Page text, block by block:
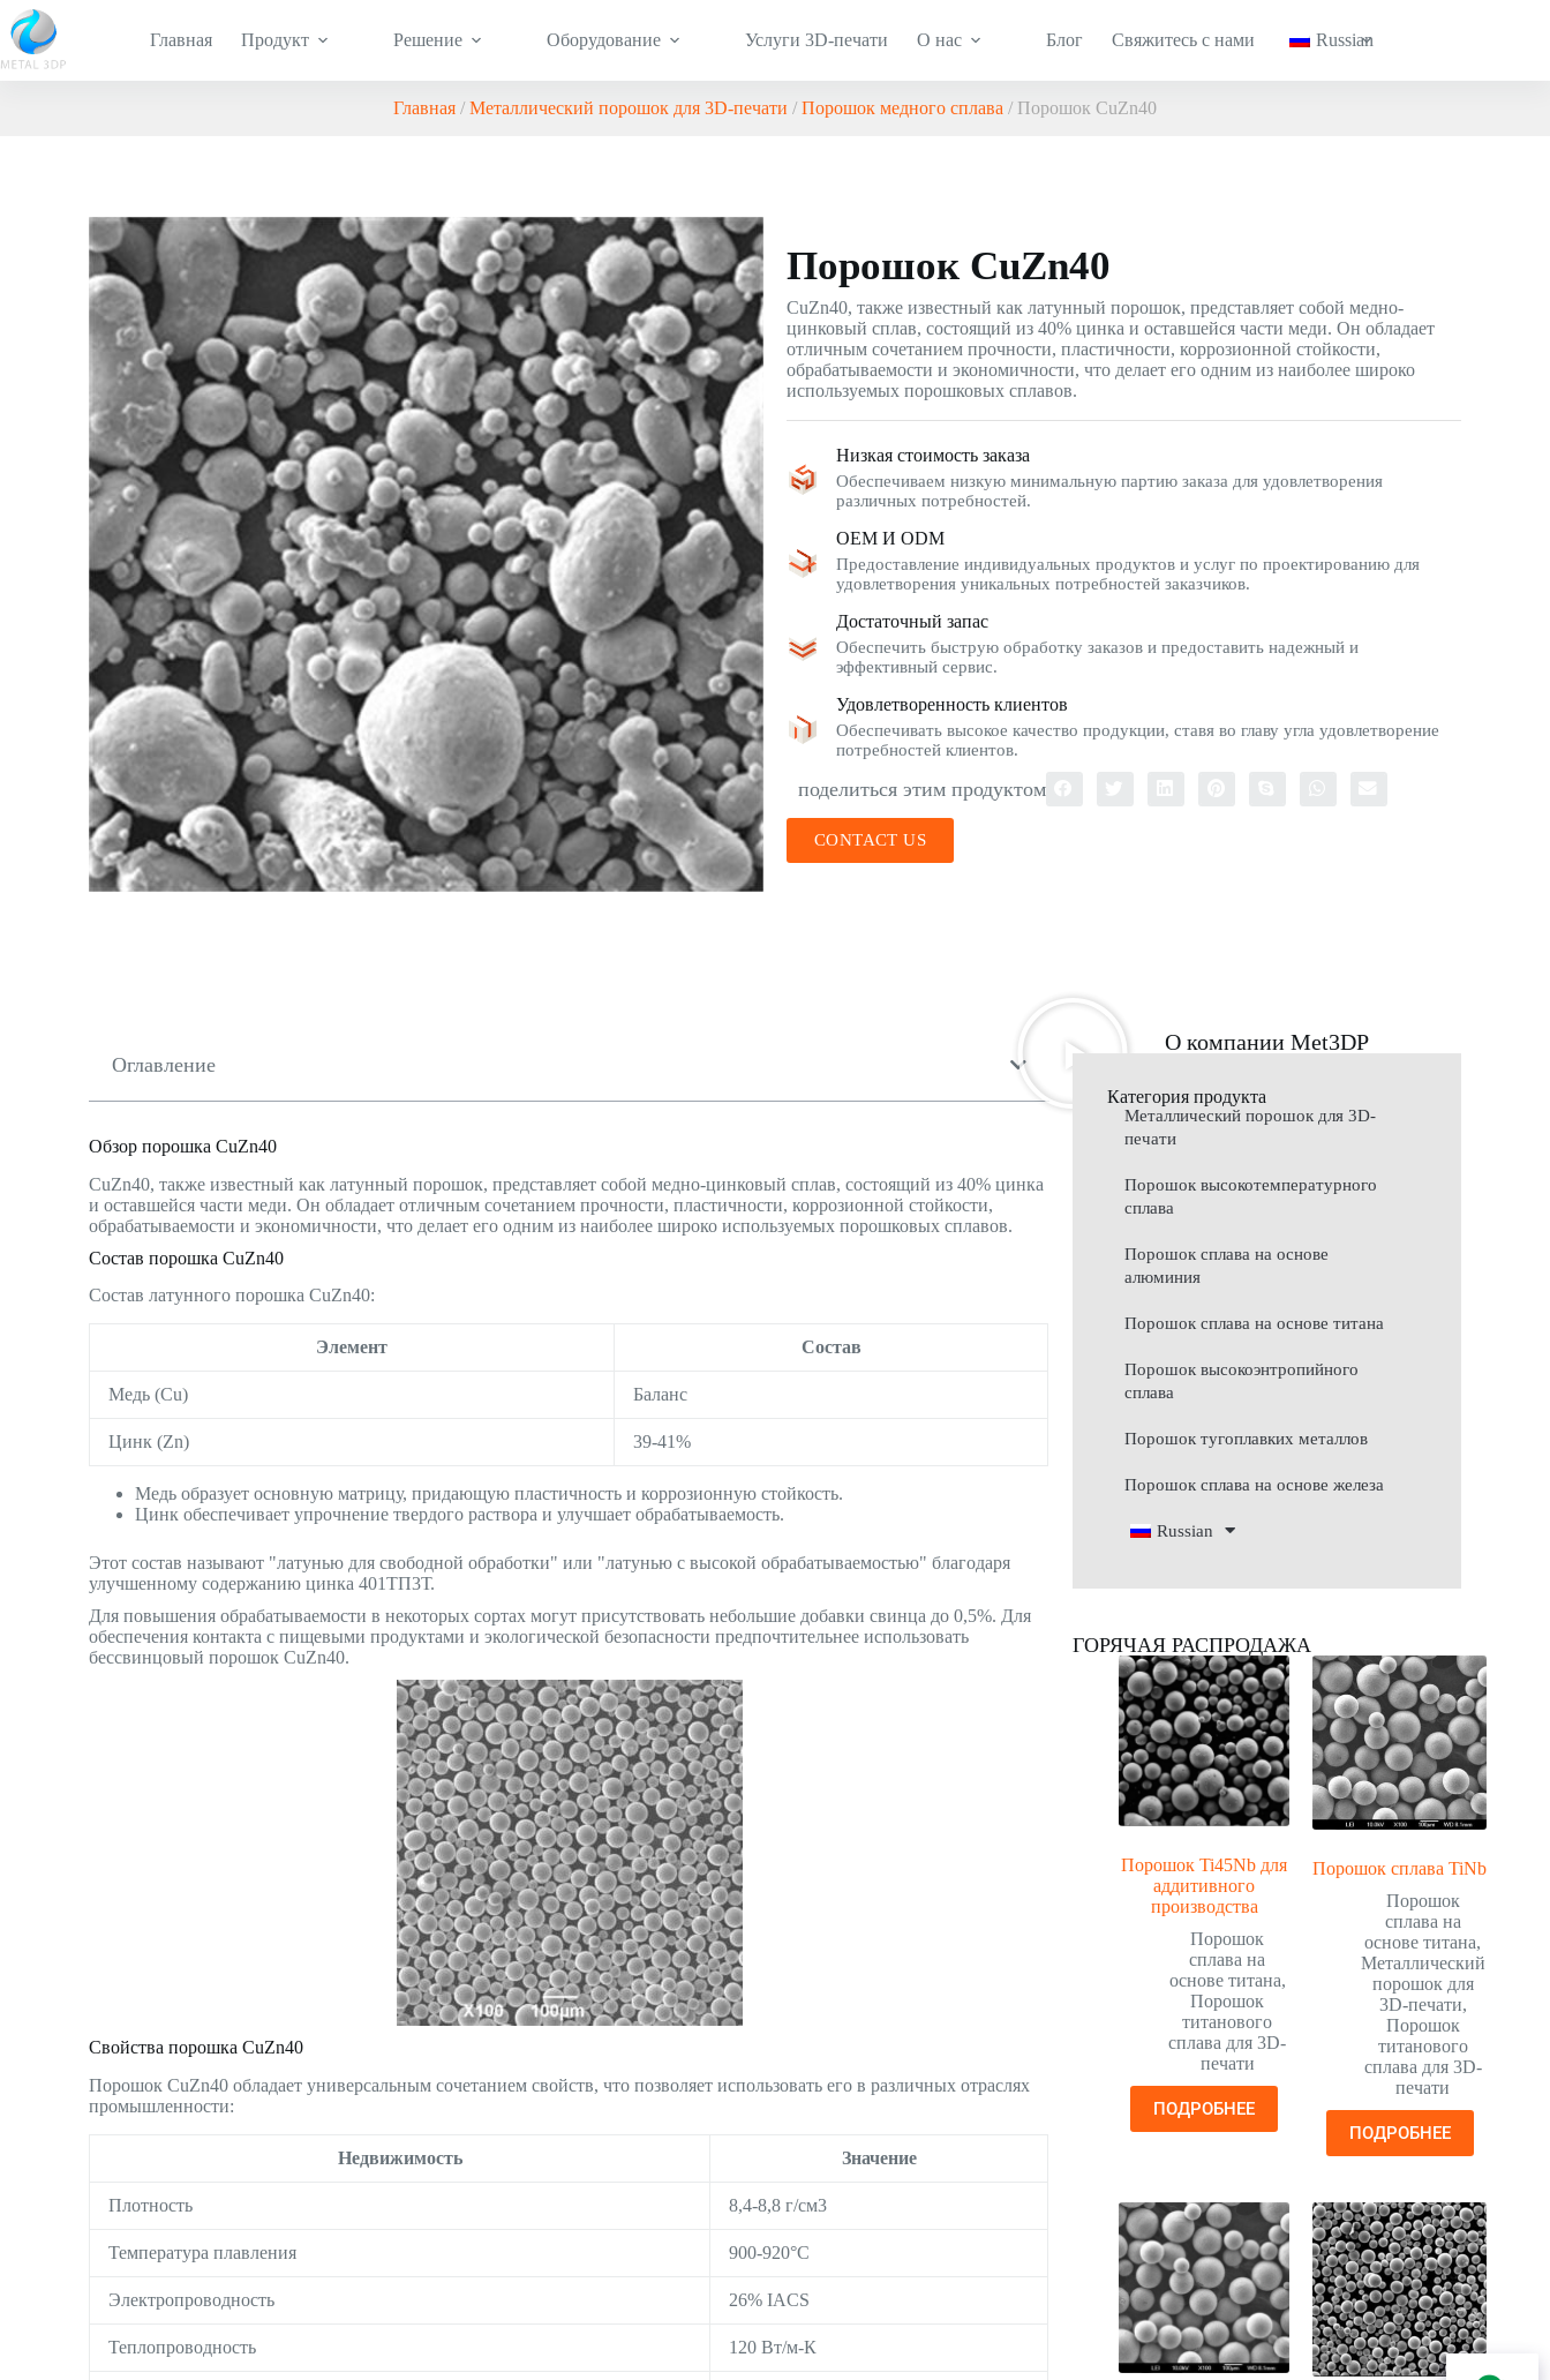
Главная Продукт Решение Оборудование Услуги 3D-печати О нас Блог Свяжитесь с нами Russian
Главная / Металлический порошок для 3D-печати / Порошок медного сплава / Порошок CuZn40
Порошок CuZn40
CuZn40, также известный как латунный порошок, представляет собой медно-
цинковый сплав, состоящий из 40% цинка и оставшейся части меди. Он обладает
отличным сочетанием прочности, пластичности, коррозионной стойкости,
обрабатываемости и экономичности, что делает его одним из наиболее широко
используемых порошковых сплавов.
Низкая стоимость заказа
Обеспечиваем низкую минимальную партию заказа для удовлетворения
различных потребностей.
OEM И ODM
Предоставление индивидуальных продуктов и услуг по проектированию для
удовлетворения уникальных потребностей заказчиков.
Достаточный запас
Обеспечить быструю обработку заказов и предоставить надежный и
эффективный сервис.
Удовлетворенность клиентов
Обеспечивать высокое качество продукции, ставя во главу угла удовлетворение
потребностей клиентов.
поделиться этим продуктом
CONTACT US
Оглавление
Обзор порошка CuZn40
CuZn40, также известный как латунный порошок, представляет собой медно-цинковый сплав, состоящий из 40% цинка
и оставшейся части меди. Он обладает отличным сочетанием прочности, пластичности, коррозионной стойкости,
обрабатываемости и экономичности, что делает его одним из наиболее широко используемых порошковых сплавов.
Состав порошка CuZn40
Состав латунного порошка CuZn40:
Элемент Состав
Медь (Cu) Баланс
Цинк (Zn) 39-41%
Медь образует основную матрицу, придающую пластичность и коррозионную стойкость.
Цинк обеспечивает упрочнение твердого раствора и улучшает обрабатываемость.
Этот состав называют "латунью для свободной обработки" или "латунью с высокой обрабатываемостью" благодаря
улучшенному содержанию цинка 401ТП3Т.
Для повышения обрабатываемости в некоторых сортах могут присутствовать небольшие добавки свинца до 0,5%. Для
обеспечения контакта с пищевыми продуктами и экологической безопасности предпочтительнее использовать
бессвинцовый порошок CuZn40.
Свойства порошка CuZn40
Порошок CuZn40 обладает универсальным сочетанием свойств, что позволяет использовать его в различных отраслях
промышленности:
Недвижимость Значение
Плотность 8,4-8,8 г/см3
Температура плавления 900-920°C
Электропроводность 26% IACS
Теплопроводность 120 Вт/м-К
О компании Met3DP
Категория продукта
Металлический порошок для 3D-
печати
Порошок высокотемпературного
сплава
Порошок сплава на основе
алюминия
Порошок сплава на основе титана
Порошок высокоэнтропийного
сплава
Порошок тугоплавких металлов
Порошок сплава на основе железа
Russian
ГОРЯЧАЯ РАСПРОДАЖА
Порошок Ti45Nb для
аддитивного
производства
Порошок
сплава на
основе титана,
Порошок
титанового
сплава для 3D-
печати
ПОДРОБНЕЕ
Порошок сплава TiNb
Порошок
сплава на
основе титана,
Металлический
порошок для
3D-печати,
Порошок
титанового
сплава для 3D-
печати
ПОДРОБНЕЕ